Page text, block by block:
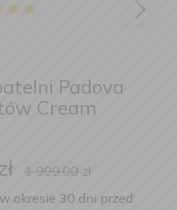
Padova
Cream
1 999,00zł
okresie 30 dni przed